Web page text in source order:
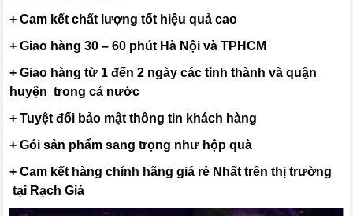
+ Cam kết chất lượng tốt hiệu quả cao
+ Giao hàng 30 – 60 phút Hà Nội và TPHCM
+ Giao hàng từ 1 đến 2 ngày các tỉnh thành và quận
huyện trong cả nước
+ Tuyệt đối bảo mật thông tin khách hàng
+ Gói sản phẩm sang trọng như hộp quà
+ Cam kết hàng chính hãng giá rẻ Nhất trên thị trường
tại Rạch Giá